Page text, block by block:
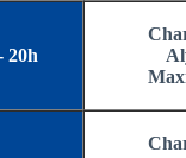
20h